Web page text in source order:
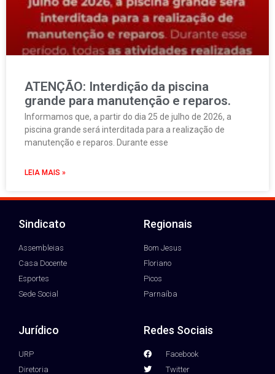
ATENÇÃO: Interdição da piscina
grande para manutenção e reparos.
Informamos que, a partir do dia 25 de julho de 2026, a
piscina grande será interditada para a realização de
manutenção e reparos. Durante esse
LEIA MAIS »
Sindicato
Assembleias
Casa Docente
Esportes
Sede Social
Regionais
Bom Jesus
Floriano
Picos
Parnaíba
Jurídico
URP
Diretoria
Redes Sociais
Facebook
Twitter